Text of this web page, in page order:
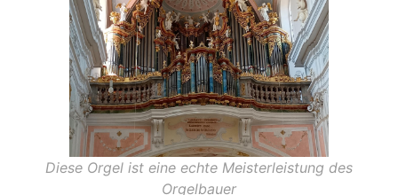
Diese Orgel ist eine echte Meisterleistung des
Orgelbauer